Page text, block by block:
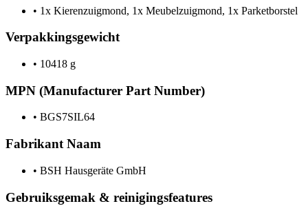
• 1x Kierenzuigmond, 1x Meubelzuigmond, 1x Parketborstel
Verpakkingsgewicht
• 10418 g
MPN (Manufacturer Part Number)
• BGS7SIL64
Fabrikant Naam
• BSH Hausgeräte GmbH
Gebruiksgemak & reinigingsfeatures